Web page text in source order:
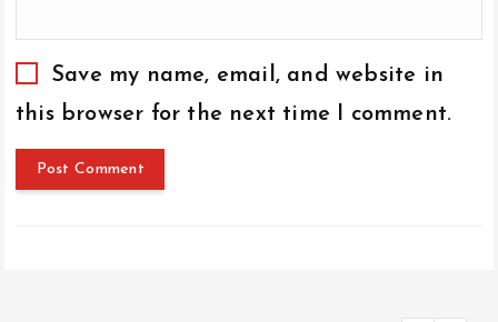
Save my name, email, and website in
this browser for the next time I comment.